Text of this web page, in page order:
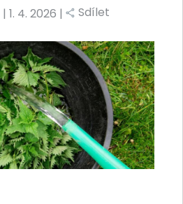
| 1. 4. 2026 | Sdílet